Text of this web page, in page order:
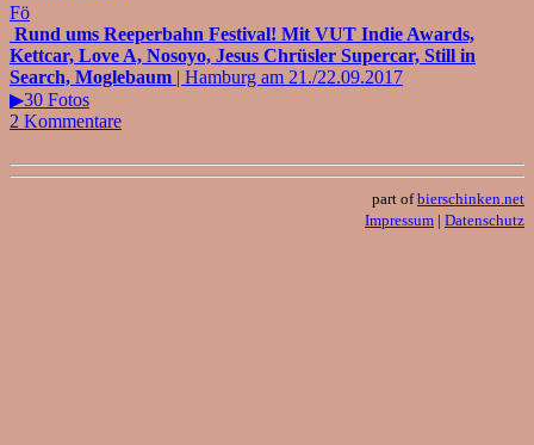
Fö
Rund ums Reeperbahn Festival! Mit VUT Indie Awards,
Kettcar, Love A, Nosoyo, Jesus Chrüsler Supercar, Still in
Search, Moglebaum | Hamburg am 21./22.09.2017
▶30 Fotos
2 Kommentare
part ofbierschinken.net
Impressum | Datenschutz